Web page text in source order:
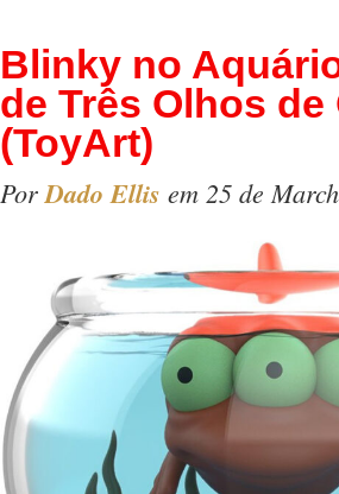
Blinky no
de Três Olhos
(ToyArt)
PorDado Ellis em 25 de